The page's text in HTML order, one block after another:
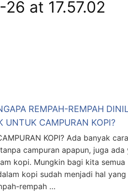
at 17.57.02
REMPAH-REMPAH
UNTUK CAMPURAN KOPI?
KOPI? Ada banyak
campuran apapun, juga ada
kopi. Mungkin bagi kita semua
kopi sudah menjadi hal yang
rempah …